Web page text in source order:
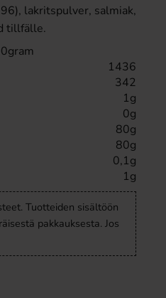
lakritspulver, salmiak,
tillfälle.
1436
342
1g
0g
80g
80g
0,1g
1g
Tuotteiden sisältöön
pakkauksesta. Jos